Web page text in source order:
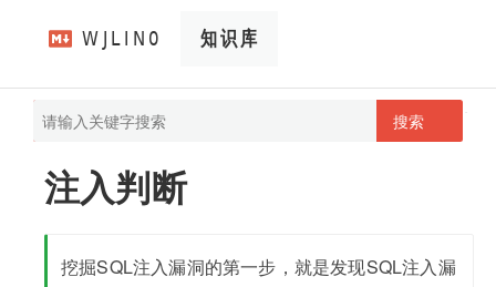
搜索
注入判断
挖掘SQL注入漏洞的第一步，就是发现SQL注入漏